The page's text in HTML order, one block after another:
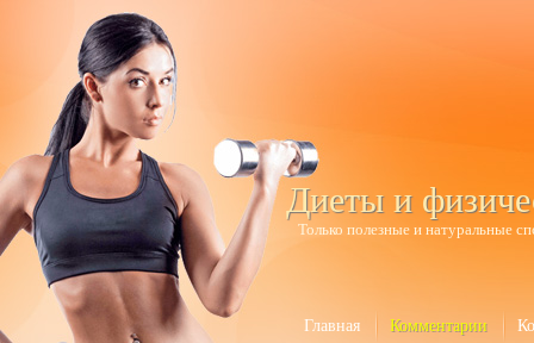
Диеты и
Только полезные и натуральные
Главная Комментарии